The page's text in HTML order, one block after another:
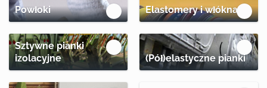
Powłoki Elastomery i włókna
Sztywne pianki
izolacyjne
(Pół)elastyczne pianki